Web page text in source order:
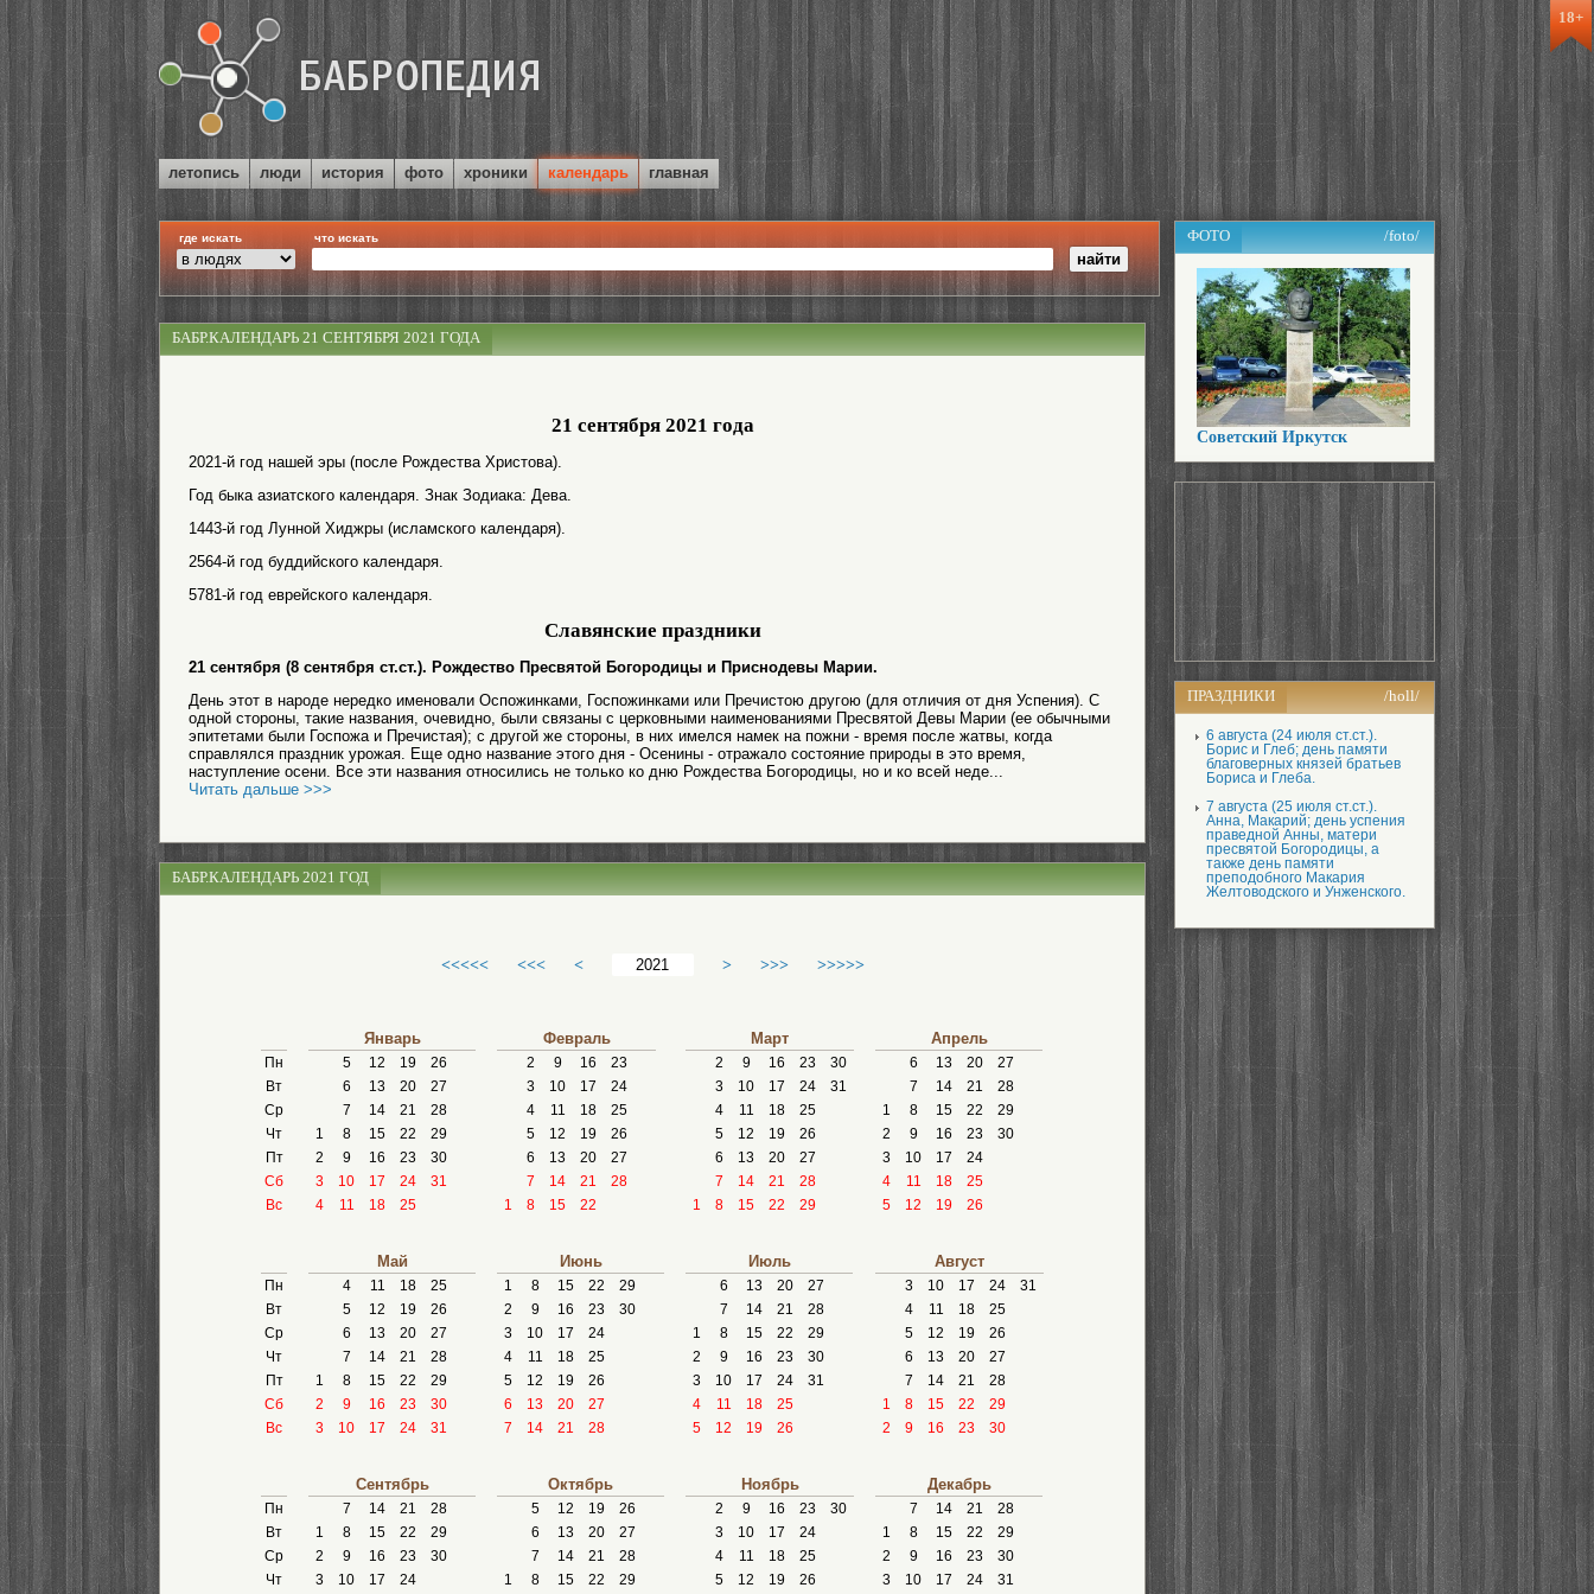
18+
летопись люди история фото хроники календарь главная
где искать что искать ФОТО /foto/
Советский Иркутск
ПРАЗДНИКИ /holl/
6 августа (24 июля ст.ст.).
Борис и Глеб; день памяти
благоверных князей братьев
Бориса и Глеба.
7 августа (25 июля ст.ст.).
Анна, Макарий; день успения
праведной Анны, матери
пресвятой Богородицы, а
также день памяти
преподобного Макария
Желтоводского и Унженского.
БАБР.КАЛЕНДАРЬ 21 СЕНТЯБРЯ 2021 ГОДА
21 сентября 2021 года
2021-й год нашей эры (после Рождества Христова).
Год быка азиатского календаря. Знак Зодиака: Дева.
1443-й год Лунной Хиджры (исламского календаря).
2564-й год буддийского календаря.
5781-й год еврейского календаря.
Славянские праздники
21 сентября (8 сентября ст.ст.). Рождество Пресвятой Богородицы и Приснодевы Марии.
День этот в народе нередко именовали Оспожинками, Госпожинками или Пречистою другою (для отличия от дня Успения). С
одной стороны, такие названия, очевидно, были связаны с церковными наименованиями Пресвятой Девы Марии (ее обычными
эпитетами были Госпожа и Пречистая); с другой же стороны, в них имелся намек на пожни - время после жатвы, когда
справлялся праздник урожая. Еще одно название этого дня - Осенины - отражало состояние природы в это время,
наступление осени. Все эти названия относились не только ко дню Рождества Богородицы, но и ко всей неде...
Читать дальше >>>
БАБР.КАЛЕНДАРЬ 2021 ГОД
<<<<< <<< < > >>> >>>>>
Пн
Вт
Ср
Чт
Пт
Сб
Вс
Январь
5 12 19
26
6
13 20
27
7
14 21
28
1
8 15 22
29
2
9 16 23
30
3
10 17 24
31
4
11 18 25
Февраль
2 9 16
23
3
10 17
24
4
11 18
25
5
12 19
26
6
13 20
27
7
14 21
28
1
8 15 22
Март
2 9 16 23
30
3
10 17 24
31
4
11 18
25
5
12 19
26
6
13 20
27
7
14 21
28
1
8 15 22 29
Апрель
6 13 20
27
7
14 21
28
1
8 15 22
29
2
9 16 23
30
3
10 17
24
4
11 18
25
5
12 19 26
Пн
Вт
Ср
Чт
Пт
Сб
Вс
Май
4 11 18
25
5
12 19
26
6
13 20
27
7
14 21
28
1
8 15 22
29
2
9 16 23
30
3
10 17 24 31
Июнь
1 8 15 22
29
2
9 16 23
30
3
10 17
24
4
11 18
25
5
12 19
26
6
13 20
27
7
14 21 28
Июль
6 13 20
27
7
14 21
28
1
8 15 22
29
2
9 16 23
30
3
10 17 24
31
4
11 18
25
5
12 19 26
Август
3 10 17 24
31
4
11 18
25
5
12 19
26
6
13 20
27
7
14 21
28
1
8 15 22
29
2
9 16 23 30
Пн
Вт
Ср
Чт
Сентябрь
7 14 21
28
1
8 15 22
29
2
9 16 23
30
3
10 17 24
Октябрь
5 12 19
26
6
13 20
27
7
14 21
28
1
8 15 22 29
Ноябрь
2 9 16 23
30
3
10 17
24
4
11 18
25
5
12 19 26
Декабрь
7 14 21
28
1
8 15 22
29
2
9 16 23
30
3
10 17 24 31